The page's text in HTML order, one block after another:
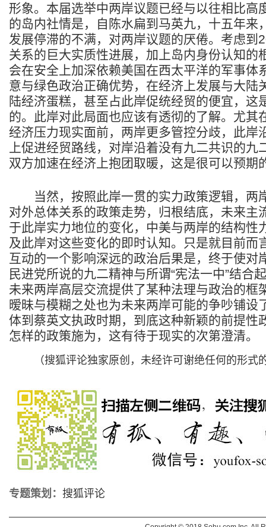
形象。本届选举中两岸议题已经与以往相比高
的岛内社情是，自陈水扁到马英九，十五年来
发展停滞的不满，对两岸议题的厌倦。考虑到
关系的巨大实质性进展，加上岛内身份认知的
会在安全上加深依赖美国在西太平洋的军事体
意与绿色政治正确优势，在经济上发展与大陆
陆经济蛋糕，甚至占此岸促统经贸的便宜，这
的。此岸对此局面也应该有透彻的了解。尤其
经济压力现实面前，两岸更多管控分歧，此岸
上促进经贸路线，对岸沿着没有九二共识的九
双方加速在经济上抱团取暖，这是很可以预期
当然，按照此岸一贯的实力政策逻辑，两
对外总体关系的政策走势，归根结底，未来主
于此岸实力地位的变化，中美与两岸的结构性
及此岸对这些变化的即时认知。只是就目前而
互动的一个影响深远的政治后果是，终于使对
民进党所说的九二精神与所谓“宪法一中”结合
未来两岸高层交流提供了某种法理与政治的框
暧昧与模糊之处也为未来两岸可能的争吵铺设
体到蔡英文执政时期，到底这种新颖的前提性
怎样的政策施为，这有待于现实的次第澄清。
（搜狐评论独家原创，未经许可谢绝任何的形式
专题策划： 搜狐评论